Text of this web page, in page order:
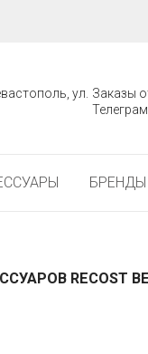
ул. Заказы
БРЕНДЫ
RECOST